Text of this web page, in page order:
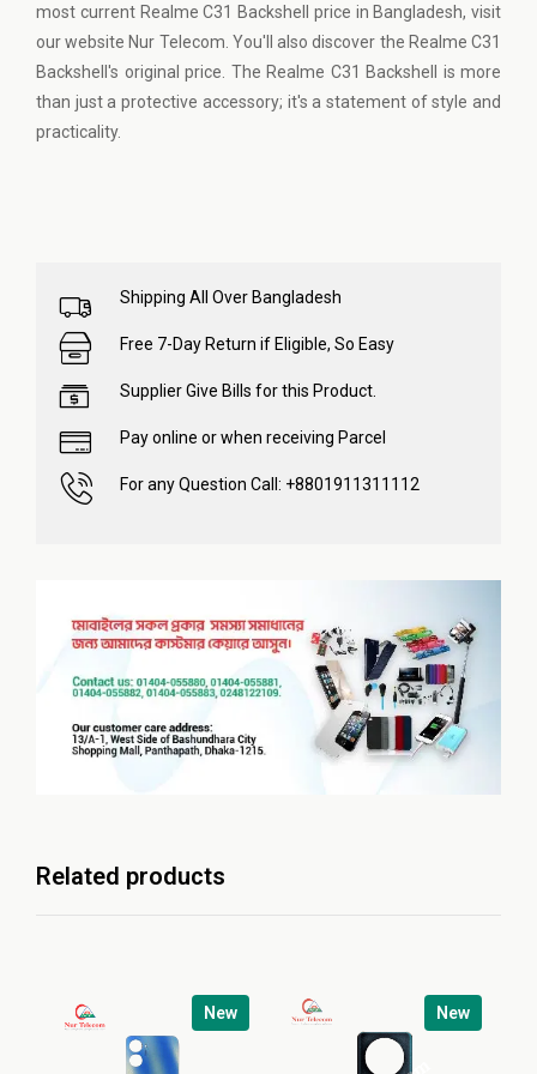
most current Realme C31 Backshell price in Bangladesh, visit
our website Nur Telecom. You'll also discover the Realme C31
Backshell's original price. The Realme C31 Backshell is more
than just a protective accessory; it's a statement of style and
practicality.
Shipping All Over Bangladesh
Free 7-Day Return if Eligible, So Easy
Supplier Give Bills for this Product.
Pay online or when receiving Parcel
For any Question Call: +8801911311112
Related products
New New